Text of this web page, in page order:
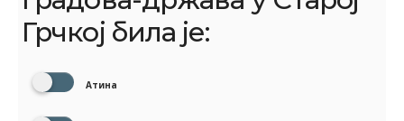
Грчкој била је:
Атина